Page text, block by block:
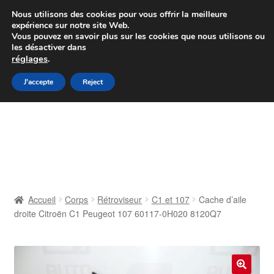
Colissimo livraison à partir de 7 EUR
Du lundi au vendredi de 9 h à 16 h
Aller
à
Aller
au
Contact
Livraison
Accueil Corps Rétroviseur C1 et 107
Cache d’aile
droite Citroën C1 Peugeot 107 60117-0H020 8120Q7
Nous utilisons des cookies pour vous offrir la meilleure
expérience sur notre site Web.
Vous pouvez en savoir plus sur les cookies que nous utilisons ou
les désactiver dans
réglages.
J'accepte Reject